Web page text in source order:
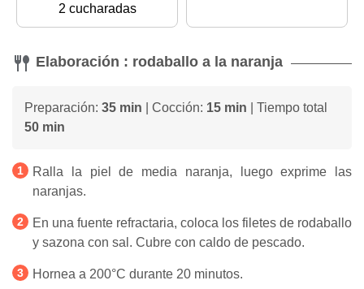
2 cucharadas
Elaboración : rodaballo a la naranja
Preparación: 35 min | Cocción: 15 min | Tiempo total
50 min
Ralla la piel de media naranja, luego exprime las
naranjas.
En una fuente refractaria, coloca los filetes de rodaballo
y sazona con sal. Cubre con caldo de pescado.
Hornea a 200°C durante 20 minutos.